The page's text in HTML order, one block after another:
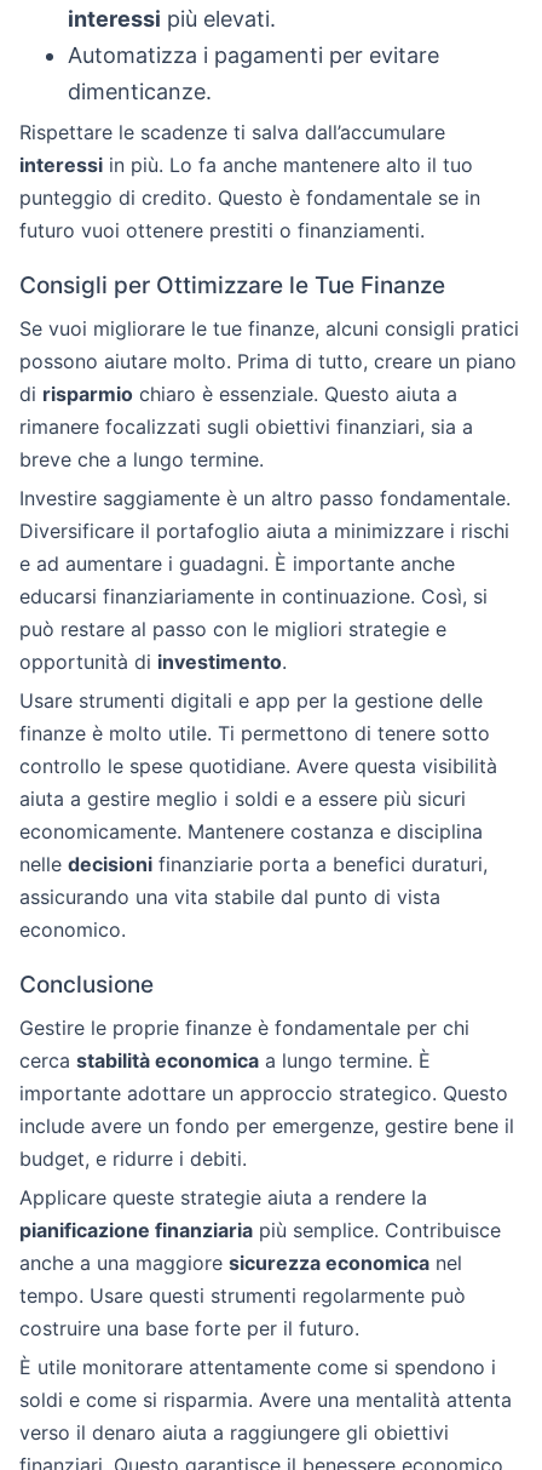
interessi più elevati.
Automatizza i pagamenti per evitare
dimenticanze.
Rispettare le scadenze ti salva dall’accumulare
interessi in più. Lo fa anche mantenere alto il tuo
punteggio di credito. Questo è fondamentale se in
futuro vuoi ottenere prestiti o finanziamenti.
Consigli per Ottimizzare le Tue Finanze
Se vuoi migliorare le tue finanze, alcuni consigli pratici
possono aiutare molto. Prima di tutto, creare un piano
di risparmio chiaro è essenziale. Questo aiuta a
rimanere focalizzati sugli obiettivi finanziari, sia a
breve che a lungo termine.
Investire saggiamente è un altro passo fondamentale.
Diversificare il portafoglio aiuta a minimizzare i rischi
e ad aumentare i guadagni. È importante anche
educarsi finanziariamente in continuazione. Così, si
può restare al passo con le migliori strategie e
opportunità di investimento.
Usare strumenti digitali e app per la gestione delle
finanze è molto utile. Ti permettono di tenere sotto
controllo le spese quotidiane. Avere questa visibilità
aiuta a gestire meglio i soldi e a essere più sicuri
economicamente. Mantenere costanza e disciplina
nelle decisioni finanziarie porta a benefici duraturi,
assicurando una vita stabile dal punto di vista
economico.
Conclusione
Gestire le proprie finanze è fondamentale per chi
cerca stabilità economica a lungo termine. È
importante adottare un approccio strategico. Questo
include avere un fondo per emergenze, gestire bene il
budget, e ridurre i debiti.
Applicare queste strategie aiuta a rendere la
pianificazione finanziaria più semplice. Contribuisce
anche a una maggiore sicurezza economica nel
tempo. Usare questi strumenti regolarmente può
costruire una base forte per il futuro.
È utile monitorare attentamente come si spendono i
soldi e come si risparmia. Avere una mentalità attenta
verso il denaro aiuta a raggiungere gli obiettivi
finanziari. Questo garantisce il benessere economico